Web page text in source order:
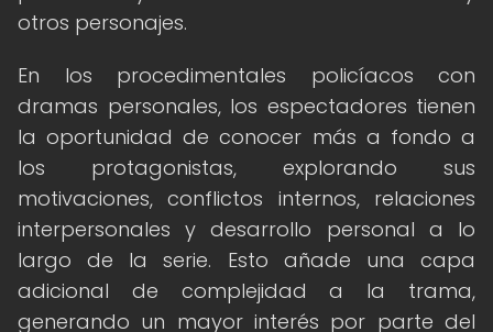
otros personajes.
En los procedimentales policíacos con
dramas personales, los espectadores tienen
la oportunidad de conocer más a fondo a
los protagonistas, explorando sus
motivaciones, conflictos internos, relaciones
interpersonales y desarrollo personal a lo
largo de la serie. Esto añade una capa
adicional de complejidad a la trama,
generando un mayor interés por parte del